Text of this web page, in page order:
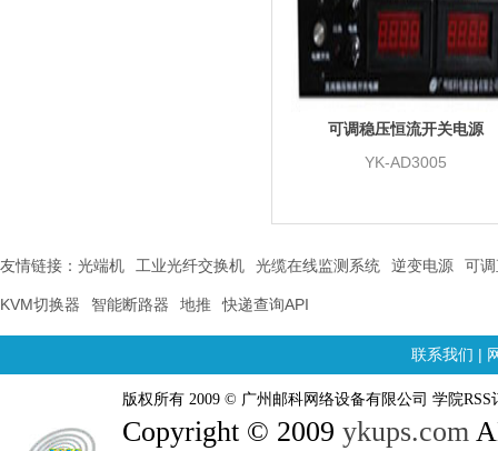
可调稳压恒流开关电源
YK-AD3005
友情链接： 光端机 工业光纤交换机 光缆在线监测系统 逆变电源 可
KVM切换器 智能断路器 地推 快递查询API
联系我们 |
版权所有 2009 © 广州邮科网络设备有限公司 学院RSS
Copyright © 2009 ykups.com